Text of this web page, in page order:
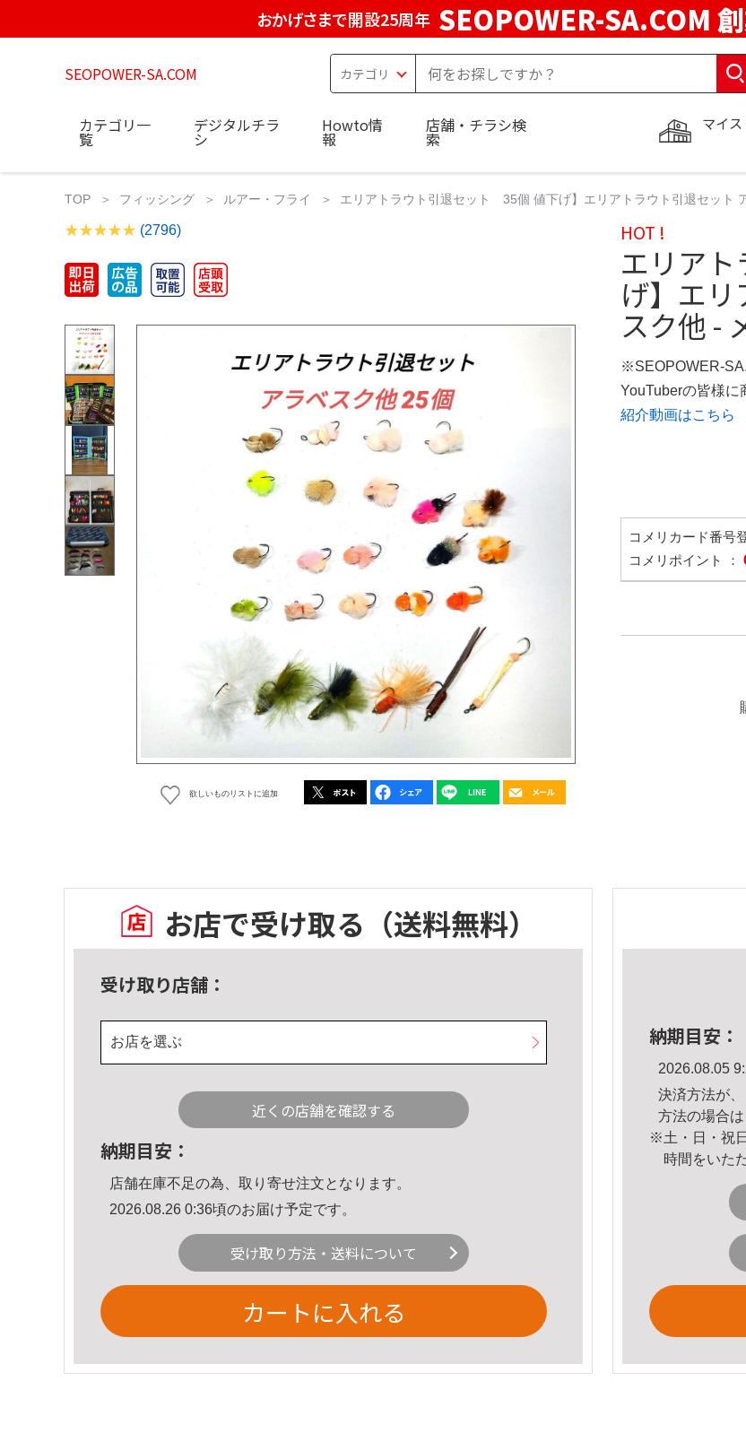
おかげさまで開設25周年 SEOPOWER-SA.COM
SEOPOWER-SA.COM
マイス
カテゴリ一
覧
デジタルチラ
シ
Howto情
報
店舗・チラシ検
索
TOP フィッシング ルアー・フライ エリアトラウト引退セット 35個 値下げ】エリアトラウト引退セット
(2796)
欲しいものリストに追加
HOT !
エリア
げ】エ
スク他 -
※SEOPOWER-
YouTuberの皆様に
紹介動画はこちら
コメリカード番号
コメリポイント ：
お店で受け取る （送料無料）
受け取り店舗：
お店を選ぶ
近くの店舗を確認する
納期目安：
店舗在庫不足の為、取り寄せ注文となります。
2026.08.26 0:36頃のお届け予定です。
受け取り方法・送料について
カートに入れる
納期目安：
2026.08.05
決済方法が
方法の場合は
※土・日・祝
時間をいた